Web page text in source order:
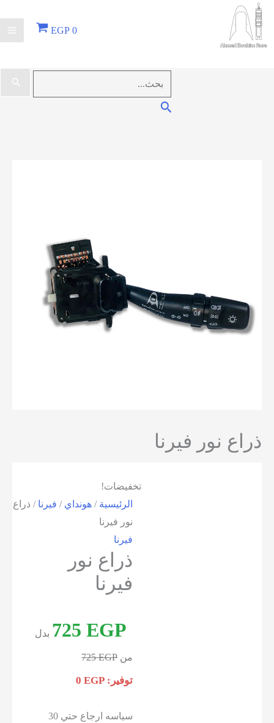
0
EGP
البحث
ذراع نور فيرنا
تخفيضات!
الرئيسية / هونداي / فيرنا / ذراع
نور فيرنا
فيرنا
ذراع نور
فيرنا
725EGP بدل
من 725EGP
توفير: 0EGP
سياسه ارجاع حتي 30